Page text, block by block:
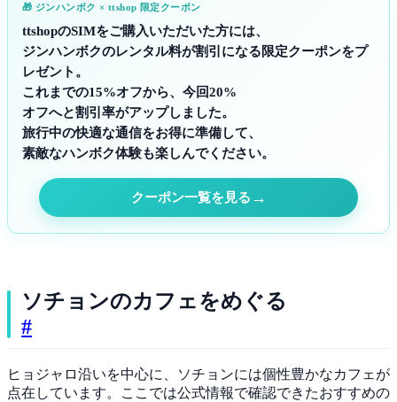
🎁 ジンハンボク × ttshop 限定クーポン
ttshopのSIMをご購入いただいた方には、
ジンハンボクのレンタル料が割引になる限定クーポンをプ
レゼント。
これまでの15%オフから、今回20%
オフへと割引率がアップしました。
旅行中の快適な通信をお得に準備して、
素敵なハンボク体験も楽しんでください。
クーポン一覧を見る →
ソチョンのカフェをめぐる
#
ヒョジャロ沿いを中心に、ソチョンには個性豊かなカフェが
点在しています。ここでは公式情報で確認できたおすすめの